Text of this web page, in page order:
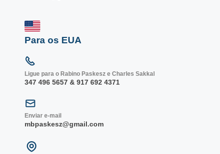
Para os EUA
Ligue para o Rabino Paskesz e Charles Sakkal
347 496 5657 & 917 692 4371
Enviar e-mail
mbpaskesz@gmail.com